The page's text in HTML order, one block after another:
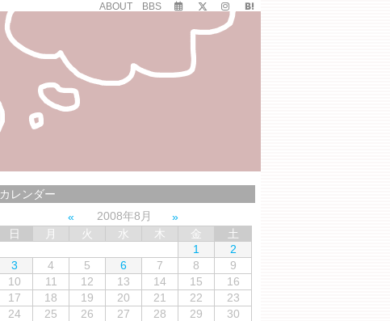
ABOUT BBS
カレンダー
2008年8月
日
月 火 水 木 金
土
1
2
3
4 5 6 7 8
9
10
11 12 13 14 15
16
17
18 19 20 21 22
23
24
25 26 27 28 29
30